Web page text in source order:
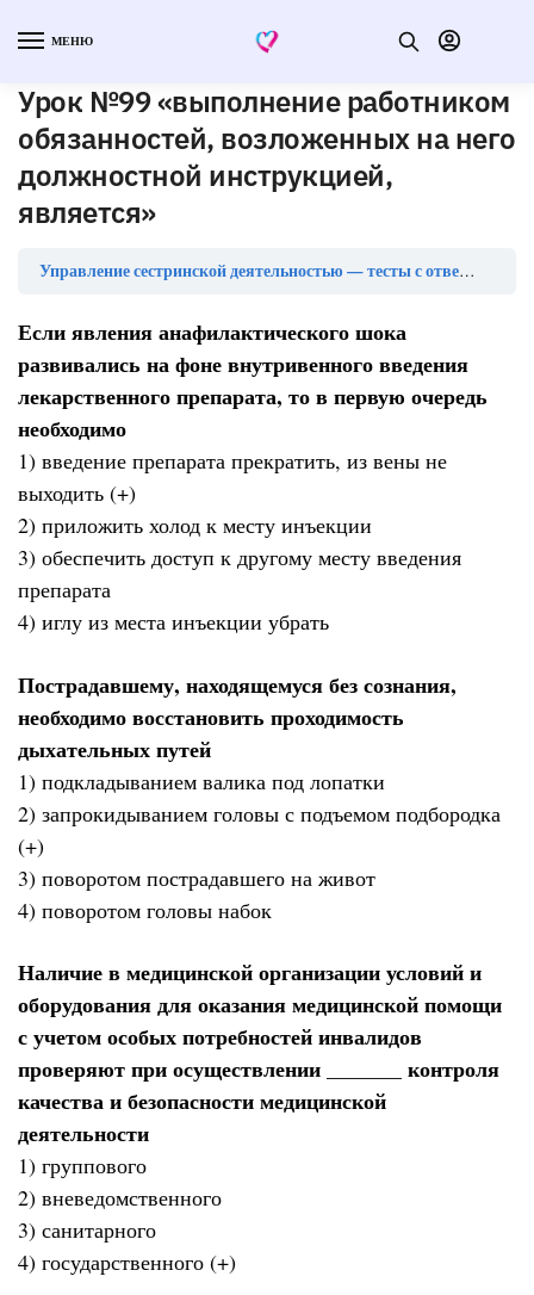
МЕНЮ
Урок №99 «выполнение работником
обязанностей, возложенных на него
должностной инструкцией,
является»
Управление сестринской деятельностью — тесты с ответами
Если явления анафилактического шока
развивались на фоне внутривенного введения
лекарственного препарата, то в первую очередь
необходимо
1) введение препарата прекратить, из вены не
выходить (+)
2) приложить холод к месту инъекции
3) обеспечить доступ к другому месту введения
препарата
4) иглу из места инъекции убрать
Пострадавшему, находящемуся без сознания,
необходимо восстановить проходимость
дыхательных путей
1) подкладыванием валика под лопатки
2) запрокидыванием головы с подъемом подбородка
(+)
3) поворотом пострадавшего на живот
4) поворотом головы набок
Наличие в медицинской организации условий и
оборудования для оказания медицинской помощи
с учетом особых потребностей инвалидов
проверяют при осуществлении _______ контроля
качества и безопасности медицинской
деятельности
1) группового
2) вневедомственного
3) санитарного
4) государственного (+)